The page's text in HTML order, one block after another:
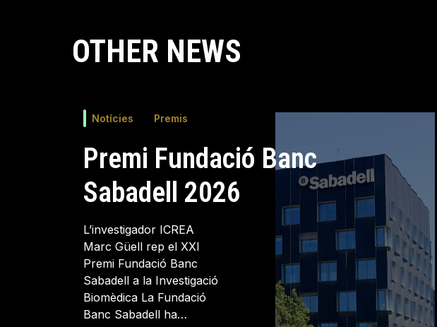
OTHER NEWS
Notícies Premis
Premi Fundació Banc
Sabadell 2026
L’investigador ICREA
Marc Güell rep el XXI
Premi Fundació Banc
Sabadell a la Investigació
Biomèdica La Fundació
Banc Sabadell ha…